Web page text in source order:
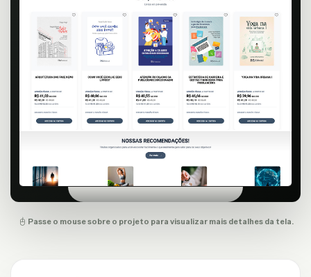
Passe o mouse sobre o projeto para visualizar mais detalhes da tela.